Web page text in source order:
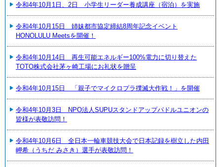
令和4年10月1日、2日 小学生リーダー養成講座（宿泊）を実施
令和4年10月15日 姉妹都市協定締結8周年記念イベント
HONOLULU Meetsを開催！
令和4年10月14日 再生可能エネルギー100%電力に切り替えた
TOTO株式会社茅ヶ崎工場にお礼状を贈呈
令和4年10月15日 「親子でマイクロプラ撲滅大作戦！」を開催
令和4年10月3日 NPO法人SUPUスタンドアップパドルユニオンの
皆様が表敬訪問！
令和4年10月6日 全日本一輪車競技大会で日本記録を樹立した内田
岬希（うちだ みさき）選手が表敬訪問！